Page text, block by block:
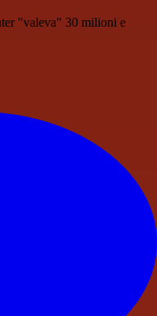
"valeva" 30 milioni e